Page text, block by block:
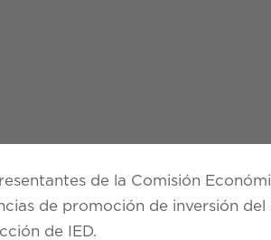
de la Comisión
de promoción de inversión
de IED.